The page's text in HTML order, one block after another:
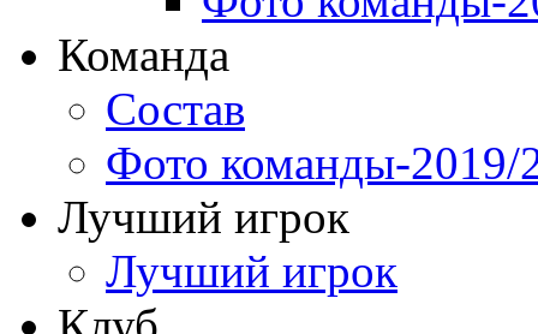
Команда
Состав
Фото команды-2019/
Лучший игрок
Лучший игрок